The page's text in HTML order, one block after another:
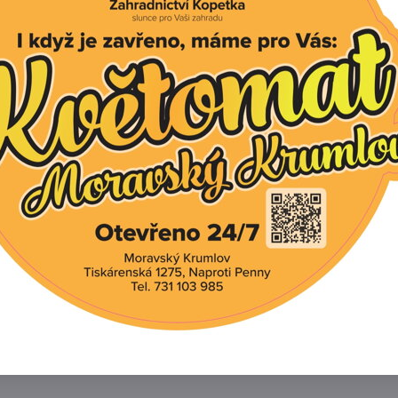
– přirozenou úrodnost půdy
růst a vývin rostlin i díky zvýšení dostupnosti
a listová zelenina: 30 – 50 g/m2
zelenina: 30 – 100 g/m2
zelenina) 40 – 50 g/m2
20 – 30 g/m2
30 – 50 g/m2
a jahody: 30 – 50 g/m2
40 – 50 g/m2
dezinfekce půdy: 100 g/m2
je pouze orientační, vždy je nutné dbát na
vlastnosti: